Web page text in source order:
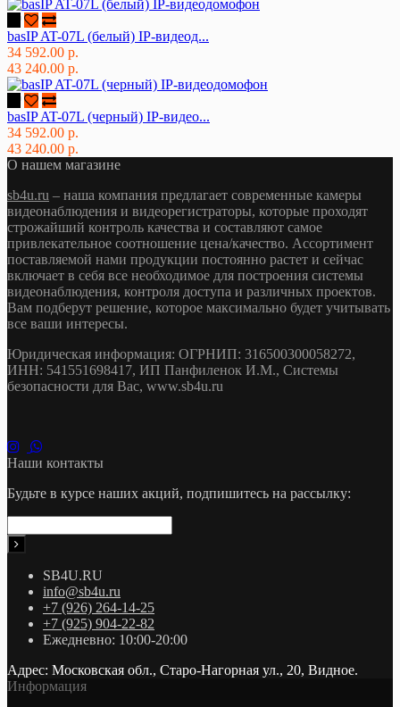
basIP AT-07L (белый) IP-видеод...
34 592.00 р.
43 240.00 р.
basIP AT-07L (черный) IP-видео...
34 592.00 р.
43 240.00 р.
О нашем магазине
sb4u.ru – наша компания предлагает современные камеры
видеонаблюдения и видеорегистраторы, которые проходят
строжайший контроль качества и составляют самое
привлекательное соотношение цена/качество. Ассортимент
поставляемой нами продукции постоянно растет и сейчас
включает в себя все необходимое для построения системы
видеонаблюдения, контроля доступа и различных проектов.
Вам подберут решение, которое максимально будет учитывать
все ваши интересы.
Юридическая информация: ОГРНИП: 316500300058272,
ИНН: 541551698417, ИП Панфиленок И.М., Системы
безопасности для Вас, www.sb4u.ru
Наши контакты
Будьте в курсе наших акций, подпишитесь на рассылку:
SB4U.RU
info@sb4u.ru
+7 (926) 264-14-25
+7 (925) 904-22-82
Ежедневно: 10:00-20:00
Адрес: Московская обл., Старо-Нагорная ул., 20, Видное.
Информация